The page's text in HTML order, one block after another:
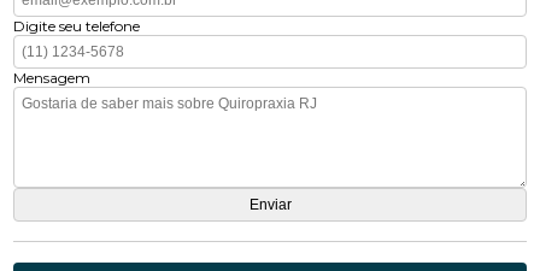
Digite seu telefone
Mensagem